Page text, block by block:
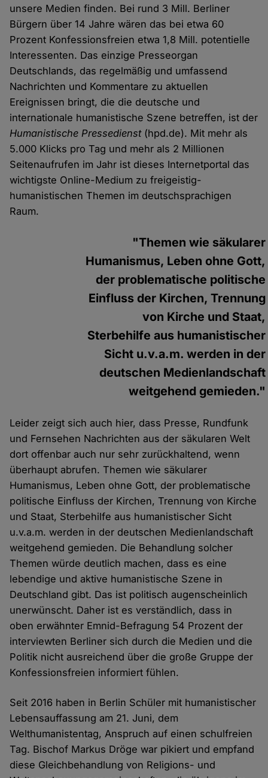
unsere Medien finden. Bei rund 3 Mill. Berliner
Bürgern über 14 Jahre wären das bei etwa 60
Prozent Konfessionsfreien etwa 1,8 Mill. potentielle
Interessenten. Das einzige Presseorgan
Deutschlands, das regelmäßig und umfassend
Nachrichten und Kommentare zu aktuellen
Ereignissen bringt, die die deutsche und
internationale humanistische Szene betreffen, ist der
Humanistische Pressedienst(hpd.de). Mit mehr als
5.000 Klicks pro Tag und mehr als 2 Millionen
Seitenaufrufen im Jahr ist dieses Internetportal das
wichtigste Online-Medium zu freigeistig-
humanistischen Themen im deutschsprachigen
Raum.
"Themen wie säkularer
Humanismus, Leben ohne Gott,
der problematische politische
Einfluss der Kirchen, Trennung
von Kirche und Staat,
Sterbehilfe aus humanistischer
Sicht u.v.a.m. werden in der
deutschen Medienlandschaft
weitgehend gemieden."
Leider zeigt sich auch hier, dass Presse, Rundfunk
und Fernsehen Nachrichten aus der säkularen Welt
dort offenbar auch nur sehr zurückhaltend, wenn
überhaupt abrufen. Themen wie säkularer
Humanismus, Leben ohne Gott, der problematische
politische Einfluss der Kirchen, Trennung von Kirche
und Staat, Sterbehilfe aus humanistischer Sicht
u.v.a.m. werden in der deutschen Medienlandschaft
weitgehend gemieden. Die Behandlung solcher
Themen würde deutlich machen, dass es eine
lebendige und aktive humanistische Szene in
Deutschland gibt. Das ist politisch augenscheinlich
unerwünscht. Daher ist es verständlich, dass in
oben erwähnter Emnid-Befragung 54 Prozent der
interviewten Berliner sich durch die Medien und die
Politik nicht ausreichend über die große Gruppe der
Konfessionsfreien informiert fühlen.
Seit 2016 haben in Berlin Schüler mit humanistischer
Lebensauffassung am 21. Juni, dem
Welthumanistentag, Anspruch auf einen schulfreien
Tag. Bischof Markus Dröge war pikiert und empfand
diese Gleichbehandlung von Religions- und